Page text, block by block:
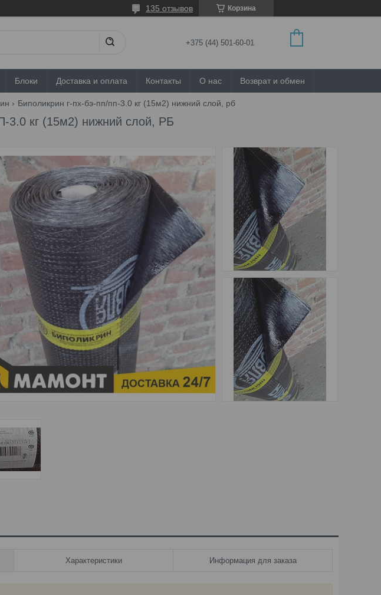
Корзина
135 отзывов
+375 (44) 501-60-01
Блоки Доставка и оплата Контакты О нас Возврат и обмен
Биполикрин г-пх-бэ-пп/пп-3.0 кг (15м2) нижний слой, рб
кг (15м2) нижний слой, РБ
Характеристики Информация для заказа